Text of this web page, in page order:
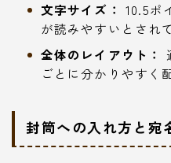
文字サイズ： 10.5ポ
が読みやすいとされ
全体のレイアウト：
ごとに分かりやすく
封筒への入れ方と宛